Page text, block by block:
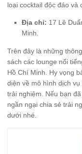
loại cocktail độc đáo và
Địa chỉ: 17 Lê
Minh.
Trên đây là những
sách các lounge nổi
Hồ Chí Minh. Hy vọng
diện về mô hình dịch
trải nghiệm. Nếu bạn
ngần ngại chia sẻ trải
dưới nhé.